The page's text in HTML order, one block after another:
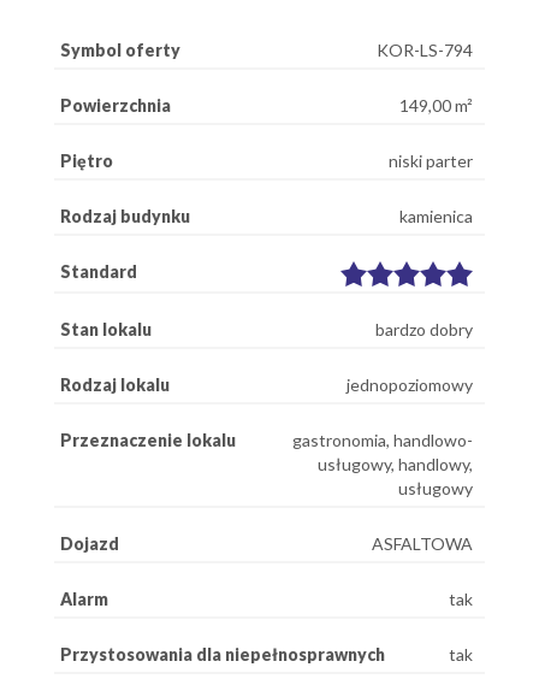
Symbol oferty KOR-LS-794
Powierzchnia 149,00 m²
Piętro niski parter
Rodzaj budynku kamienica
Standard
Stan lokalu bardzo dobry
Rodzaj lokalu jednopoziomowy
Przeznaczenie lokalu
gastronomia, handlowo-
usługowy, handlowy,
usługowy
Dojazd ASFALTOWA
Alarm tak
Przystosowania dla niepełnosprawnych tak